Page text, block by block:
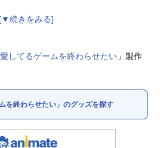
愛してるゲームを終わらせたい 」製作
を終わらせたい」のグッズを探す